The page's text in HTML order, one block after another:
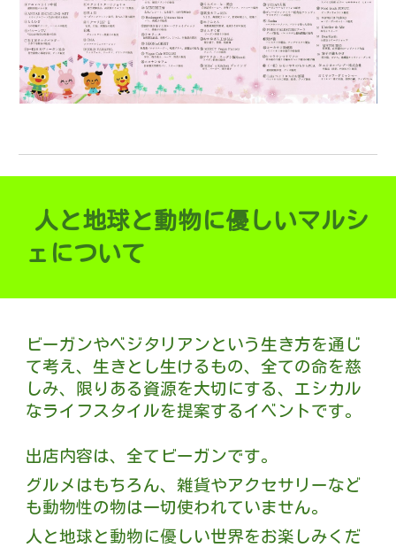
人と地球と動物に優しいマルシ
ェについて
ビーガンやベジタリアンという生き方を通じ
て考え、生きとし生けるもの、全ての命を慈
しみ、限りある資源を大切にする、エシカル
なライフスタイルを提案するイベントです。
出店内容は、全てビーガンです。
グルメはもちろん、雑貨やアクセサリーなど
も動物性の物は一切使われていません。
人と地球と動物に優しい世界をお楽しみくだ